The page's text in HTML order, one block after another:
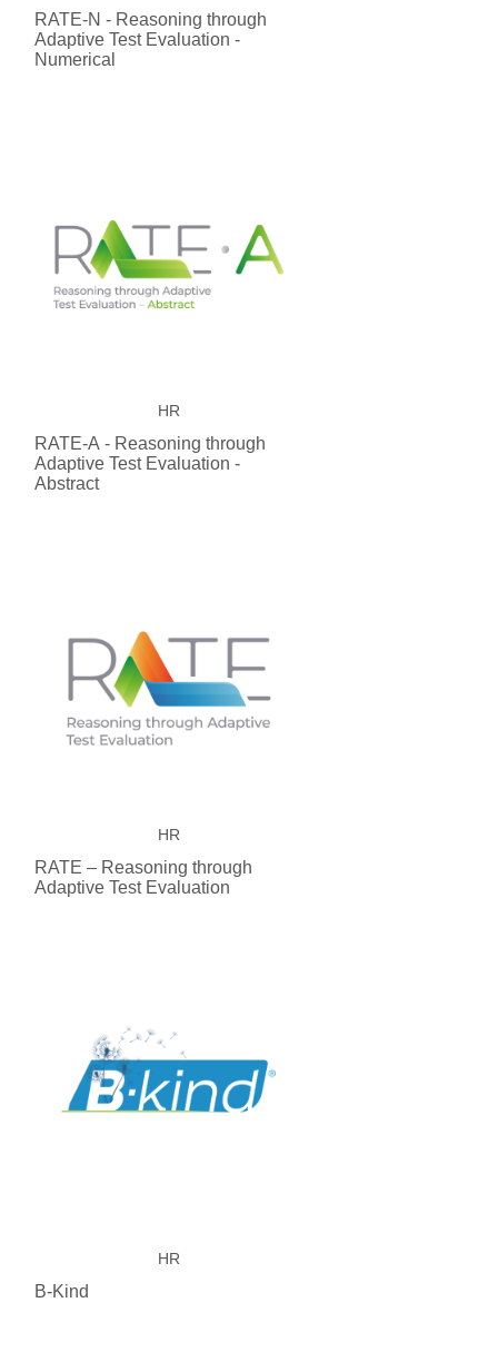
RATE-N - Reasoning through
Adaptive Test Evaluation -
Numerical
HR
RATE-A - Reasoning through
Adaptive Test Evaluation -
Abstract
HR
RATE – Reasoning through
Adaptive Test Evaluation
HR
B-Kind